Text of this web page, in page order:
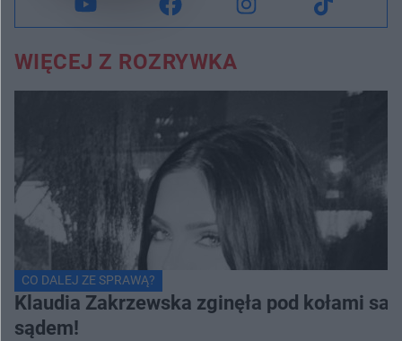
WIĘCEJ Z ROZRYWKA
CO DALEJ ZE SPRAWĄ?
Klaudia Zakrzewska zginęła pod kołami
sądem!